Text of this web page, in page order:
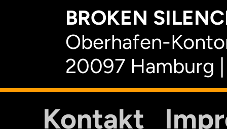
BROKEN
Oberhafen-
20097 Hamburg
Kontakt